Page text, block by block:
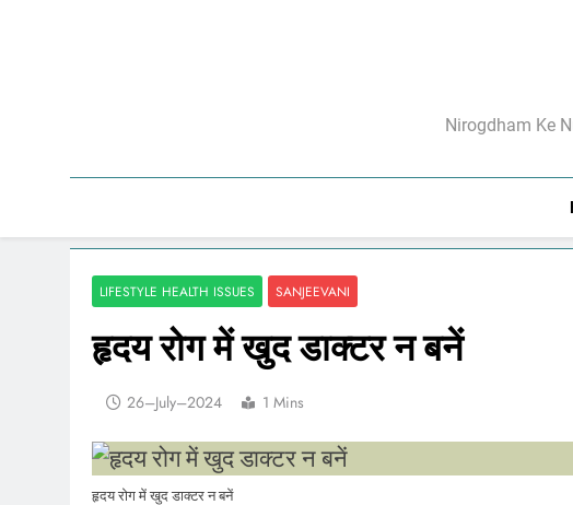
निरोगधाम के
Nirogdham Ke
LIFESTYLE HEALTH ISSUES SANJEEVANI
हृदय रोग में खुद डाक्टर न बनें
26–July–2024 1 Mins
हृदय रोग में खुद डाक्टर न बनें